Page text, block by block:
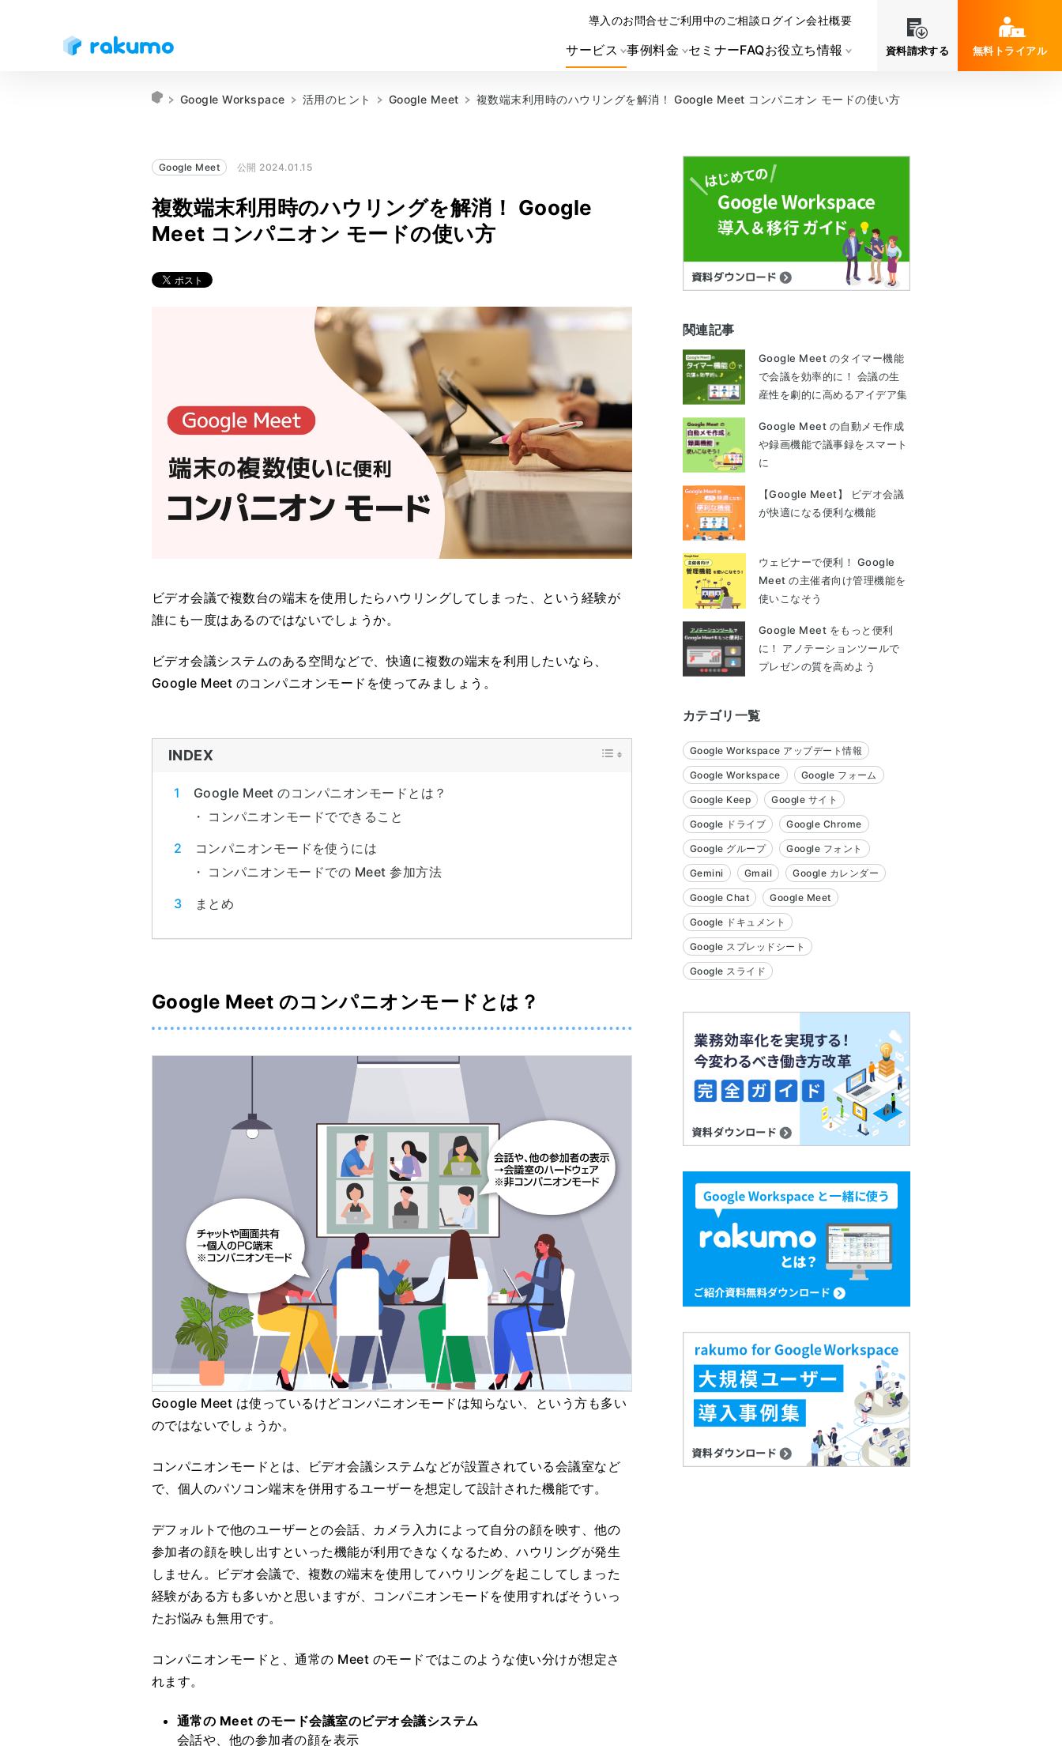
サービス 事例料金 セミナーFAQお役立ち情報
導入のお問合せご利用中のご相談ログイン会社概要
資料請求する 無料トライアル
Google Workspace 活用のヒント Google Meet 複数端末利用時のハウリングを解消！ Google Meet コンパニオン モードの使い方
Google Meet 公開 2024.01.15
複数端末利用時のハウリングを解消！ Google
Meet コンパニオン モードの使い方
ビデオ会議で複数台の端末を使用したらハウリングしてしまった、という経験が
誰にも一度はあるのではないでしょうか。
ビデオ会議システムのある空間などで、快適に複数の端末を利用したいなら、
Google Meet のコンパニオンモードを使ってみましょう。
INDEX
Google Meet のコンパニオンモードとは？
コンパニオンモードでできること
コンパニオンモードを使うには
コンパニオンモードでの Meet 参加方法
まとめ
Google Meet のコンパニオンモードとは？
Google Meet は使っているけどコンパニオンモードは知らない、という方も多い
のではないでしょうか。
コンパニオンモードとは、ビデオ会議システムなどが設置されている会議室など
で、個人のパソコン端末を併用するユーザーを想定して設計された機能です。
デフォルトで他のユーザーとの会話、カメラ入力によって自分の顔を映す、他の
参加者の顔を映し出すといった機能が利用できなくなるため、ハウリングが発生
しません。ビデオ会議で、複数の端末を使用してハウリングを起こしてしまった
経験がある方も多いかと思いますが、コンパニオンモードを使用すればそういっ
たお悩みも無用です。
コンパニオンモードと、通常の Meet のモードではこのような使い分けが想定さ
れます。
通常の Meet のモード会議室のビデオ会議システム
会話や、他の参加者の顔を表示
関連記事
Google Meet のタイマー機能
で会議を効率的に！ 会議の生
産性を劇的に高めるアイデア集
Google Meet の自動メモ作成
や録画機能で議事録をスマート
に
【Google Meet】 ビデオ会議
が快適になる便利な機能
ウェビナーで便利！ Google
Meet の主催者向け管理機能を
使いこなそう
Google Meet をもっと便利
に！ アノテーションツールで
プレゼンの質を高めよう
カテゴリ一覧
Google Workspace アップデート情報
Google Workspace Google フォーム
Google Keep Google サイト
Google ドライブ Google Chrome
Google グループ Google フォント
Gemini Gmail Google カレンダー
Google Chat Google Meet
Google ドキュメント
Google スプレッドシート
Google スライド